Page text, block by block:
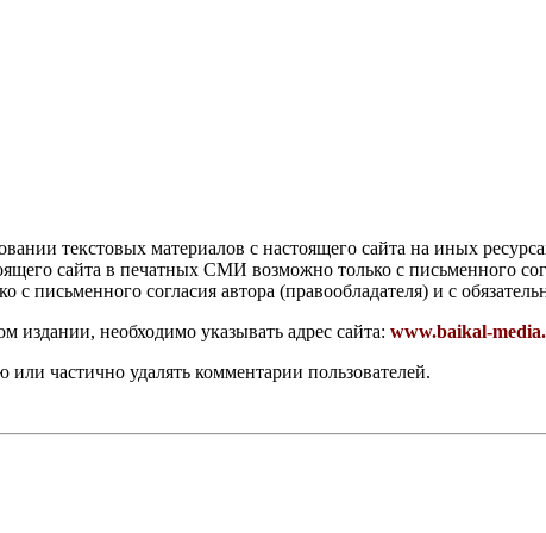
текстовых материалов с настоящего сайта на иных
сайта в печатных СМИ возможно только с письменного
с письменного согласия автора (правообладателя) и с
издании, необходимо указывать адрес сайта: www.baikal-
или частично удалять комментарии пользователей.